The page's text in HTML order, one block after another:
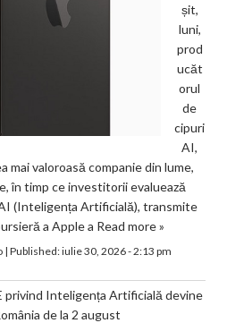
șit,
luni,
prod
ucăt
orul
de
cipuri
AI,
mai valoroasă companie din lume,
în timp ce investitorii evaluează
(Inteligența Artificială), transmite
a Apple a Read more »
| Published:iulie 30, 2026 - 2:13 pm
privind Inteligența Artificială devine
de la 2 august